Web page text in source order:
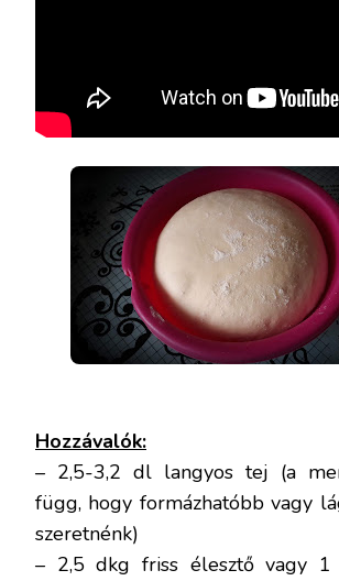
Hozzávalók:
– 2,5-3,2 dl langyos tej (a
függ, hogy formázhatóbb vagy
szeretnénk)
– 2,5 dkg friss élesztő vagy 1